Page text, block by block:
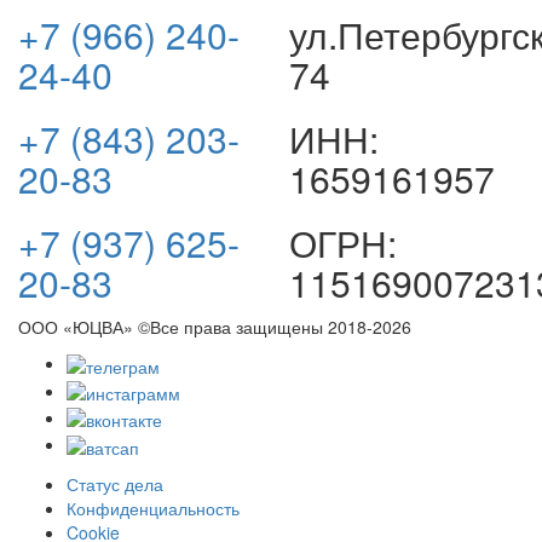
+7 (966) 240-
24-40
+7 (843) 203-
20-83
+7 (937) 625-
20-83
74
ИНН:
1659161957
ОГРН:
ООО «ЮЦВА» ©Все права защищены 2018-2026
Статус дела
Конфиденциальность
Cookie